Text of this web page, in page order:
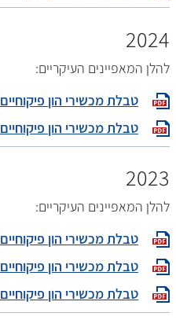
2024
להלן המאפיינים העיקריים:
טבלת מכשירי הון פיקוחיים 31.12.2024
טבלת מכשירי הון פיקוחיים 30.09.2024
2023
להלן המאפיינים העיקריים:
טבלת מכשירי הון פיקוחיים 30.06.23
טבלת מכשירי הון פיקוחיים 30.09.23
טבלת מכשירי הון פיקוחיים 31.12.23